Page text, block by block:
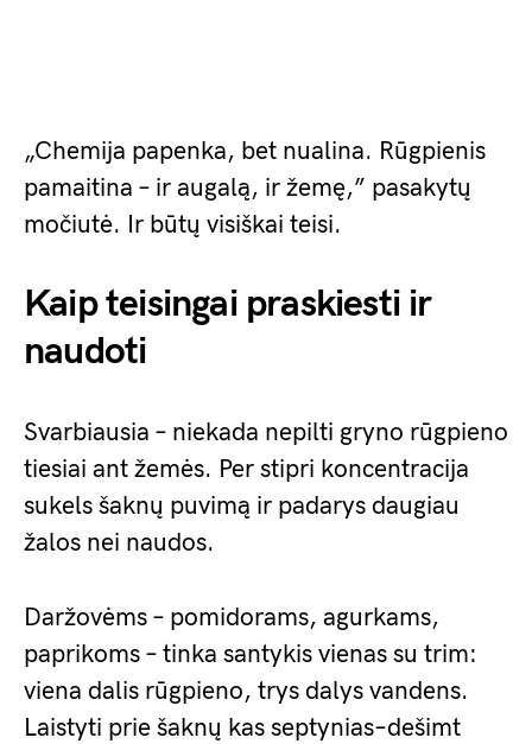
„Chemija papenka, bet nualina. Rūgpienis
pamaitina – ir augalą, ir žemę,” pasakytų
močiutė. Ir būtų visiškai teisi.
Kaip teisingai praskiesti ir
naudoti
Svarbiausia – niekada nepilti gryno rūgpieno
tiesiai ant žemės. Per stipri koncentracija
sukels šaknų puvimą ir padarys daugiau
žalos nei naudos.
Daržovėms – pomidorams, agurkams,
paprikoms – tinka santykis vienas su trim:
viena dalis rūgpieno, trys dalys vandens.
Laistyti prie šaknų kas septynias–dešimt